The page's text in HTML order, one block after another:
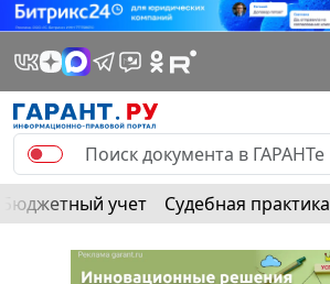
Бюджетный учет Судебная практика